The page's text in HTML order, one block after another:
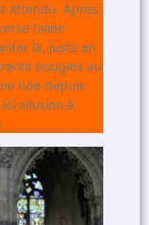
attendu. Après
l’allée
là, juste en
bougies au
ride depuis
allusion à